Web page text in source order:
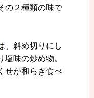
の２種類の味で
、斜め切りにし
味の炒め物。
せが和らぎ食べ